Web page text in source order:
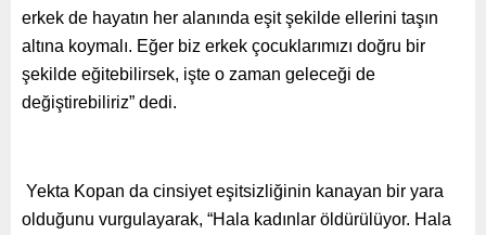
erkek de hayatın her alanında eşit şekilde ellerini taşın
altına koymalı. Eğer biz erkek çocuklarımızı doğru bir
şekilde eğitebilirsek, işte o zaman geleceği de
değiştirebiliriz” dedi.
Yekta Kopan da cinsiyet eşitsizliğinin kanayan bir yara
olduğunu vurgulayarak, “Hala kadınlar öldürülüyor. Hala